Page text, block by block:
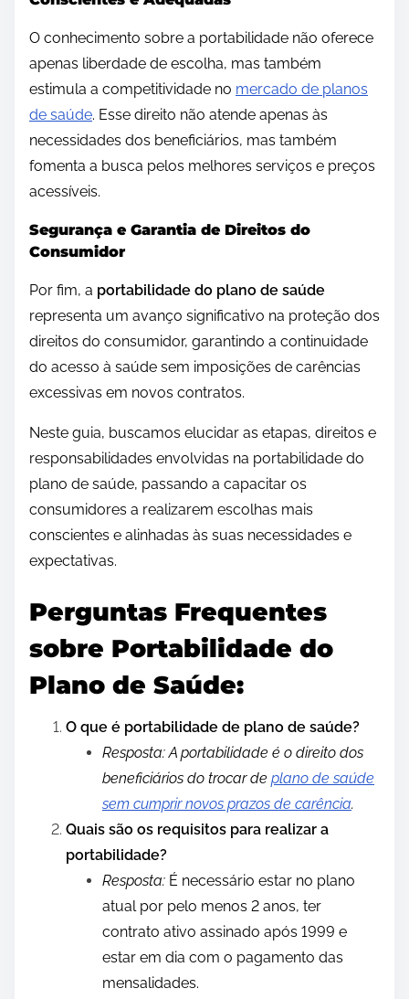
O conhecimento sobre a portabilidade não oferece
apenas liberdade de escolha, mas também
estimula a competitividade no mercado de planos
de saúde. Esse direito não atende apenas às
necessidades dos beneficiários, mas também
fomenta a busca pelos melhores serviços e preços
acessíveis.
Segurança e Garantia de Direitos do
Consumidor
Por fim, a portabilidade do plano de saúde
representa um avanço significativo na proteção dos
direitos do consumidor, garantindo a continuidade
do acesso à saúde sem imposições de carências
excessivas em novos contratos.
Neste guia, buscamos elucidar as etapas, direitos e
responsabilidades envolvidas na portabilidade do
plano de saúde, passando a capacitar os
consumidores a realizarem escolhas mais
conscientes e alinhadas às suas necessidades e
expectativas.
Perguntas Frequentes
sobre Portabilidade do
Plano de Saúde:
O que é portabilidade de plano de saúde?
Resposta: A portabilidade é o direito dos
beneficiários do trocar de plano de saúde
sem cumprir novos prazos de carência.
Quais são os requisitos para realizar a
portabilidade?
Resposta: É necessário estar no plano
atual por pelo menos 2 anos, ter
contrato ativo assinado após 1999 e
estar em dia com o pagamento das
mensalidades.